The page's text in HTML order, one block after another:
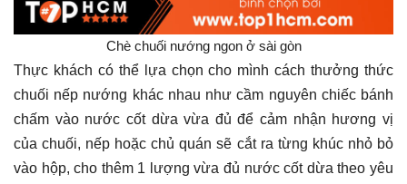
Chè chuối nướng ngon ở sài gòn
Thực khách có thể lựa chọn cho mình cách thưởng thức
chuối nếp nướng khác nhau như cầm nguyên chiếc bánh
chấm vào nước cốt dừa vừa đủ để cảm nhận hương vị
của chuối, nếp hoặc chủ quán sẽ cắt ra từng khúc nhỏ bỏ
vào hộp, cho thêm 1 lượng vừa đủ nước cốt dừa theo yêu